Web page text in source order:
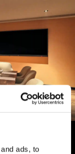
ads, to
отель,
деловой